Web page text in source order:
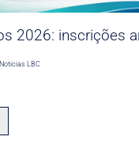
2026: inscrições
Noticias LBC